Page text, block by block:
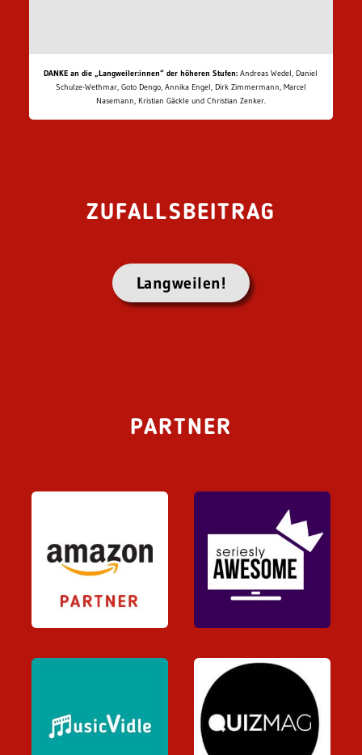
DANKE an die „Langweiler:innen“ der höheren Stufen: Andreas Wedel, Daniel
Schulze-Wethmar, Goto Dengo, Annika Engel, Dirk Zimmermann, Marcel
Nasemann, Kristian Gäckle und Christian Zenker.
ZUFALLSBEITRAG
Langweilen!
PARTNER